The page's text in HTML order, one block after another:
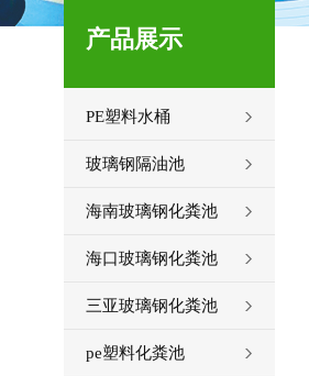
产品展示
PE塑料水桶
玻璃钢隔油池
海南玻璃钢化粪池
海口玻璃钢化粪池
三亚玻璃钢化粪池
pe塑料化粪池